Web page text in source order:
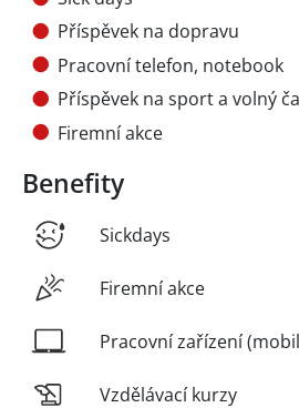
Příspěvek na dopravu
Pracovní telefon, notebook
Příspěvek na sport a volný
Firemní akce
Benefity
Sickdays
Firemní akce
Pracovní zařízení
Vzdělávací kurzy